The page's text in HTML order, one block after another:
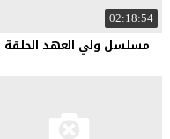
02:18:54
مسلسل ولي العهد الحلقة 20